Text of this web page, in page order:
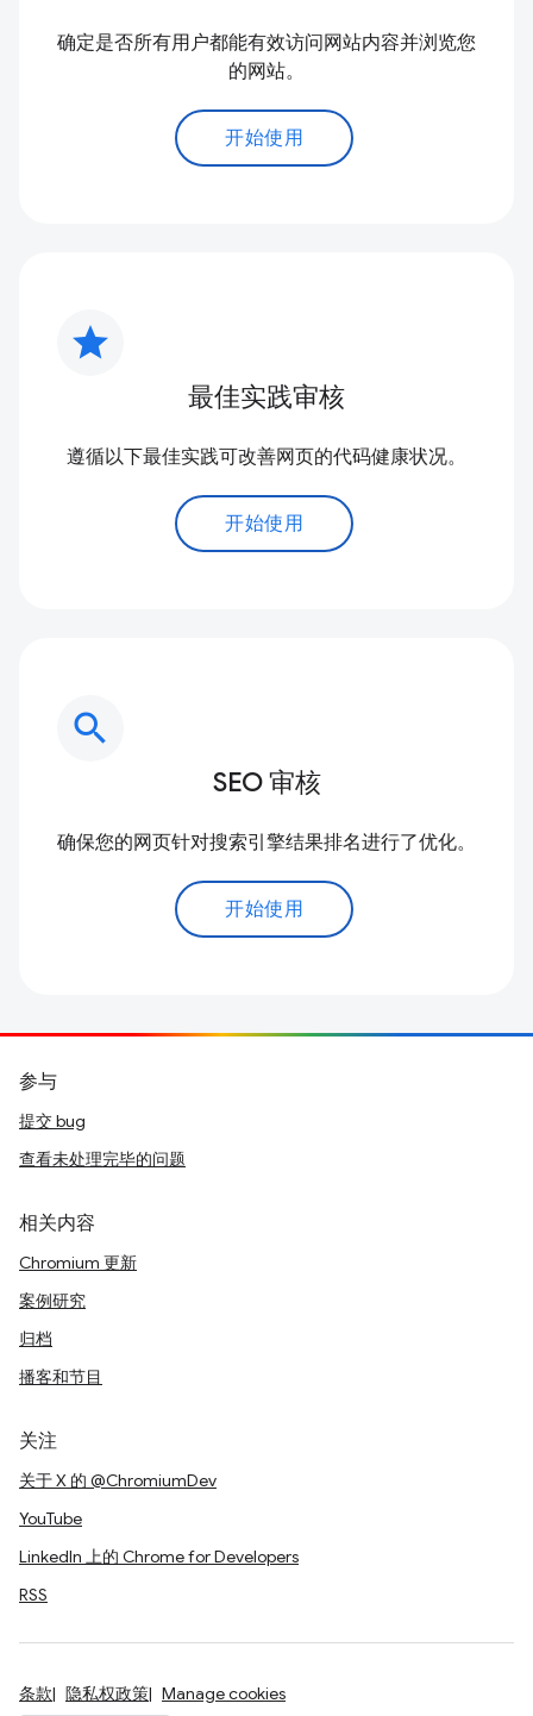
确定是否所有用户都能有效访问网站内容并浏览您
的网站。
开始使用
star
最佳实践审核
遵循以下最佳实践可改善网页的代码健康状况。
开始使用
search
SEO 审核
确保您的网页针对搜索引擎结果排名进行了优化。
开始使用
参与
提交 bug
查看未处理完毕的问题
相关内容
Chromium 更新
案例研究
归档
播客和节目
关注
关于 X 的 @ChromiumDev
YouTube
LinkedIn 上的 Chrome for Developers
RSS
条款 隐私权政策 Manage cookies